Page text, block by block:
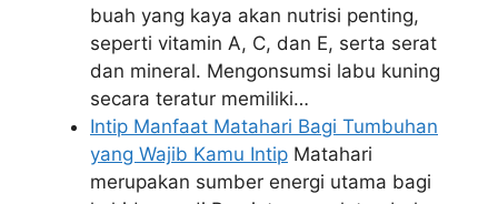
buah yang kaya akan nutrisi penting,
seperti vitamin A, C, dan E, serta serat
dan mineral. Mengonsumsi labu kuning
secara teratur memiliki…
Intip Manfaat Matahari Bagi Tumbuhan
yang Wajib Kamu Intip Matahari
merupakan sumber energi utama bagi